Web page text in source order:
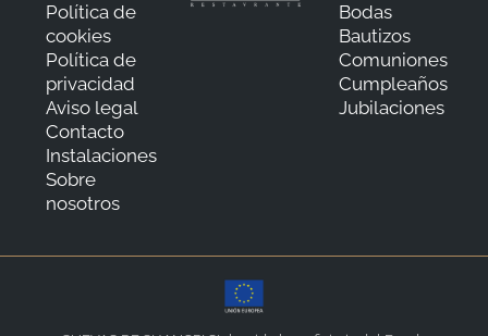
Política de
cookies
Política de
privacidad
Aviso legal
Contacto
Instalaciones
Sobre
nosotros
Bodas
Bautizos
Comuniones
Cumpleaños
Jubilaciones